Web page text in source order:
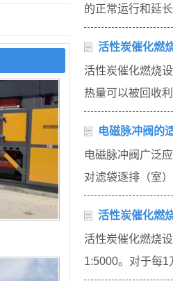
的正常运行和延
活性炭催化燃
活性炭催化燃烧
热量可以被回收
电磁脉冲阀的
电磁脉冲阀广泛
对滤袋逐排（室
活性炭催化燃
活性炭催化燃烧
1:5000。对于每1